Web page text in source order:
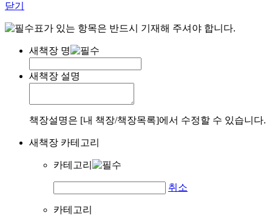
닫기
표가 있는 항목은 반드시 기재해 주셔야 합니다.
새책장 명
새책장 설명
책장설명은 [내 책장/책장목록]에서 수정할 수 있습니다.
새책장 카테고리
카테고리
취소
카테고리